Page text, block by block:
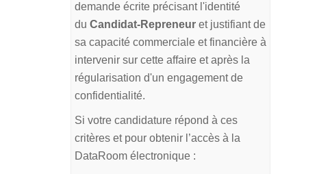
demande écrite précisant l'identité
du Candidat-Repreneuret justifiant de
sa capacité commerciale et financière à
intervenir sur cette affaire et après la
régularisation d'un engagement de
confidentialité.
Si votre candidature répond à ces
critères et pour obtenir l’accès à la
DataRoom électronique :